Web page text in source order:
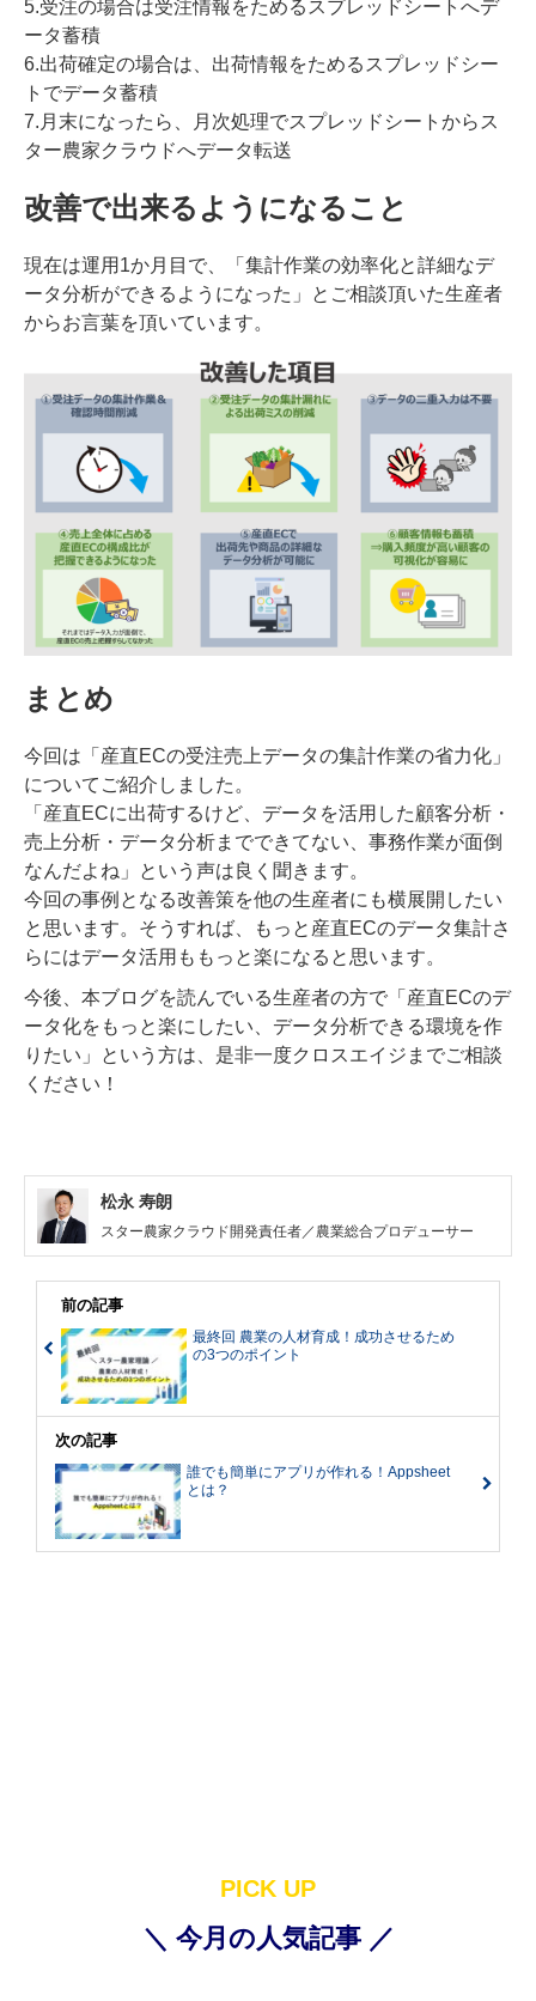
5.受注の場合は受注情報をためるスプレッドシートへデ
ータ蓄積
6.出荷確定の場合は、出荷情報をためるスプレッドシー
トでデータ蓄積
7.月末になったら、月次処理でスプレッドシートからス
ター農家クラウドへデータ転送
改善で出来るようになること
現在は運用1か月目で、「集計作業の効率化と詳細なデ
ータ分析ができるようになった」とご相談頂いた生産者
からお言葉を頂いています。
まとめ
今回は「産直ECの受注売上データの集計作業の省力化」
についてご紹介しました。
「産直ECに出荷するけど、データを活用した顧客分析・
売上分析・データ分析までできてない、事務作業が面倒
なんだよね」という声は良く聞きます。
今回の事例となる改善策を他の生産者にも横展開したい
と思います。そうすれば、もっと産直ECのデータ集計さ
らにはデータ活用ももっと楽になると思います。
今後、本ブログを読んでいる生産者の方で「産直ECのデ
ータ化をもっと楽にしたい、データ分析できる環境を作
りたい」という方は、是非一度クロスエイジまでご相談
ください！
松永 寿朗
スター農家クラウド開発責任者／農業総合プロデューサー
前の記事
最終回 農業の人材育成！成功させるため
の3つのポイント
次の記事
誰でも簡単にアプリが作れる！Appsheet
とは？
PICK UP
＼ 今月の人気記事 ／